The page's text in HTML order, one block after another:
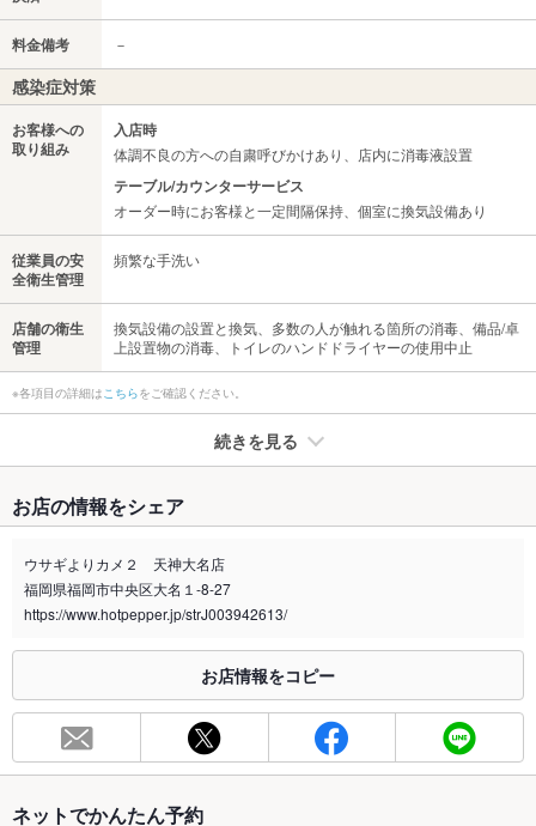
料金備考 －
感染症対策
お客様への
取り組み
入店時
体調不良の方への自粛呼びかけあり、店内に消毒液設置
テーブル/カウンターサービス
オーダー時にお客様と一定間隔保持、個室に換気設備あり
従業員の安
全衛生管理
頻繁な手洗い
店舗の衛生
管理
換気設備の設置と換気、多数の人が触れる箇所の消毒、備品/卓
上設置物の消毒、トイレのハンドドライヤーの使用中止
※各項目の詳細はこちらをご確認ください。
続きを見る
禁煙・喫煙
全席喫煙可
喫煙専用室 なし
合わせください。
お席
20席(テーブル、座敷、掘りごたつ、カウンターあり！)
容人数
お店の情報をシェア
ウサギよりカメ２ 天神大名店
福岡県福岡市中央区大名１-8-27
https://www.hotpepper.jp/strJ003942613/
お店情報をコピー
ネットでかんたん予約